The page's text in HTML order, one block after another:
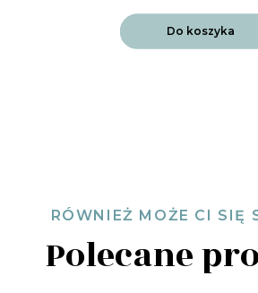
Do koszyka
RÓWNIEŻ MOŻE CI SIĘ
Polecane